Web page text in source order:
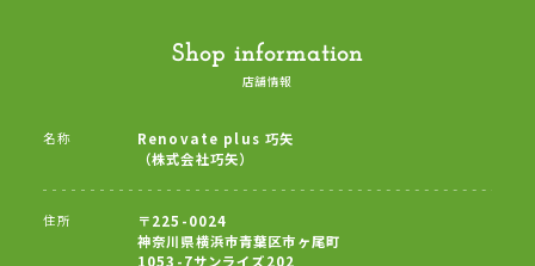
Shop information
店舗情報
名称
Renovate plus 巧矢
（株式会社巧矢）
住所
〒225-0024
神奈川県横浜市青葉区市ヶ尾町
1053-7サンライズ202